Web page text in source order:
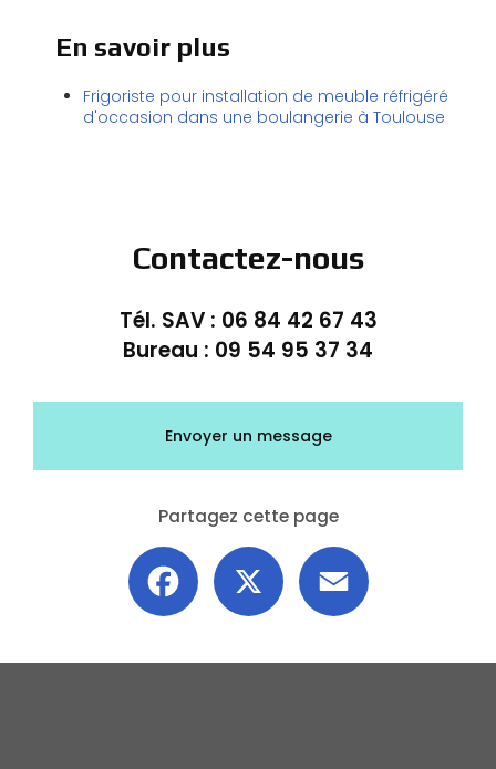
En savoir plus
Frigoriste pour installation de meuble réfrigéré
d'occasion dans une boulangerie à Toulouse
Contactez-nous
Tél. SAV : 06 84 42 67 43
Bureau : 09 54 95 37 34
Envoyer un message
Partagez cette page
Facebook